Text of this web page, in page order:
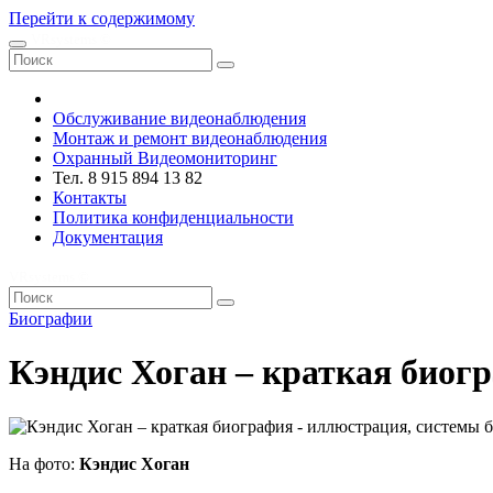
Перейти к содержимому
Обслуживание видеонаблюдения
Монтаж и ремонт видеонаблюдения
Охранный Видеомониторинг
Тел. 8 915 894 13 82
Контакты
Политика конфиденциальности
Документация
Биографии
Кэндис Хоган – краткая
На фото: Кэндис Хоган